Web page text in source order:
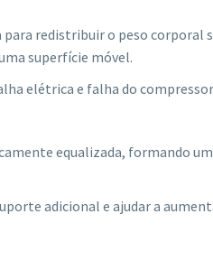
redistribuir o peso corporal
superfície móvel.
elétrica e falha do
equalizada, formando
adicional e ajudar a